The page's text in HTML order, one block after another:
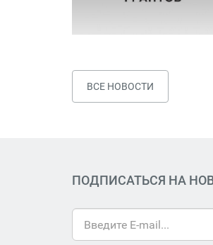
ВСЕ НОВОСТИ
ПОДПИСАТЬСЯ НА